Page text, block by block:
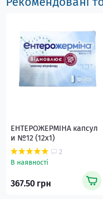
ЕНТЕРОЖЕРМІНА капсул
и №12 (12х1)
2
В наявності
367.50 грн